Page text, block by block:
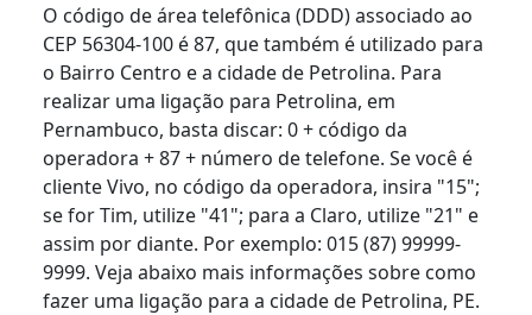
O código de área telefônica (DDD) associado ao
CEP 56304-100 é 87, que também é utilizado para
o Bairro Centro e a cidade de Petrolina. Para
realizar uma ligação para Petrolina, em
Pernambuco, basta discar: 0 + código da
operadora + 87 + número de telefone. Se você é
cliente Vivo, no código da operadora, insira "15";
se for Tim, utilize "41"; para a Claro, utilize "21" e
assim por diante. Por exemplo: 015 (87) 99999-
9999. Veja abaixo mais informações sobre como
fazer uma ligação para a cidade de Petrolina, PE.